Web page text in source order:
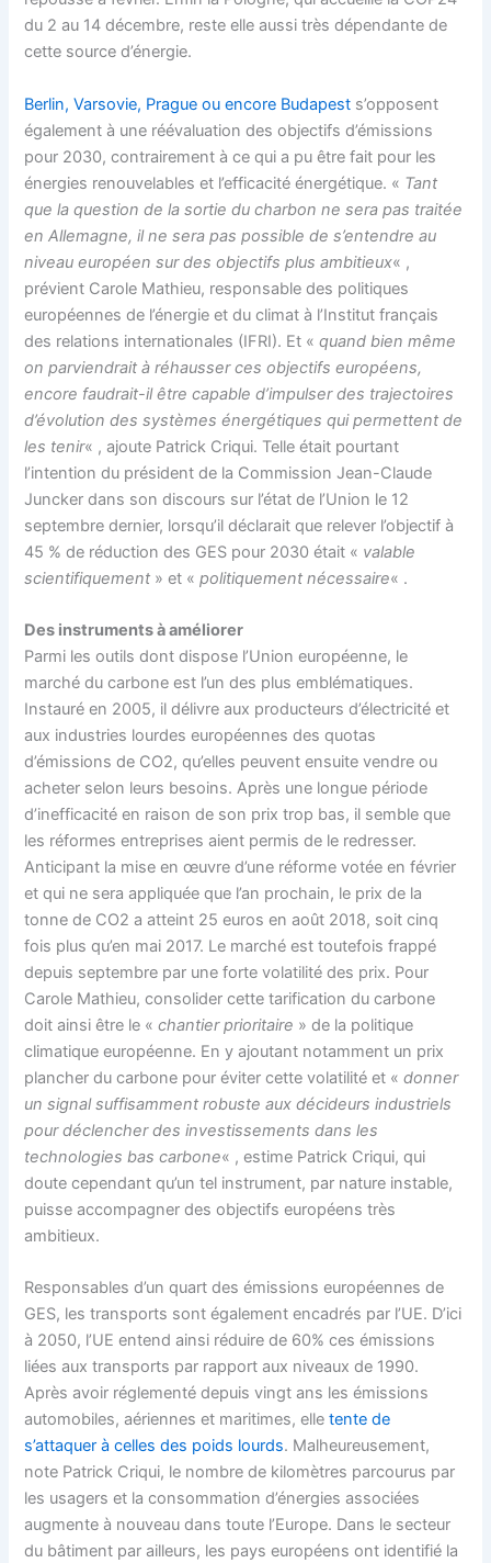
du 2 au 14 décembre, reste elle aussi très dépendante de
cette source d’énergie.
Berlin, Varsovie, Prague ou encore Budapest s’opposent
également à une réévaluation des objectifs d’émissions
pour 2030, contrairement à ce qui a pu être fait pour les
énergies renouvelables et l’efficacité énergétique. « Tant
que la question de la sortie du charbon ne sera pas traitée
en Allemagne, il ne sera pas possible de s’entendre au
niveau européen sur des objectifs plus ambitieux« ,
prévient Carole Mathieu, responsable des politiques
européennes de l’énergie et du climat à l’Institut français
des relations internationales (IFRI). Et «quand bien même
on parviendrait à réhausser ces objectifs européens,
encore faudrait-il être capable d’impulser des trajectoires
d’évolution des systèmes énergétiques qui permettent de
les tenir« , ajoute Patrick Criqui. Telle était pourtant
l’intention du président de la Commission Jean-Claude
Juncker dans son discours sur l’état de l’Union le 12
septembre dernier, lorsqu’il déclarait que relever l’objectif à
45 % de réduction des GES pour 2030 était « valable
scientifiquement » et «politiquement nécessaire« .
Des instruments à améliorer
Parmi les outils dont dispose l’Union européenne, le
marché du carbone est l’un des plus emblématiques.
Instauré en 2005, il délivre aux producteurs d’électricité et
aux industries lourdes européennes des quotas
d’émissions de CO2, qu’elles peuvent ensuite vendre ou
acheter selon leurs besoins. Après une longue période
d’inefficacité en raison de son prix trop bas, il semble que
les réformes entreprises aient permis de le redresser.
Anticipant la mise en œuvre d’une réforme votée en février
et qui ne sera appliquée que l’an prochain, le prix de la
tonne de CO2 a atteint 25 euros en août 2018, soit cinq
fois plus qu’en mai 2017. Le marché est toutefois frappé
depuis septembre par une forte volatilité des prix. Pour
Carole Mathieu, consolider cette tarification du carbone
doit ainsi être le «chantier prioritaire » de la politique
climatique européenne. En y ajoutant notamment un prix
plancher du carbone pour éviter cette volatilité et «donner
un signal suffisamment robuste aux décideurs industriels
pour déclencher des investissements dans les
technologies bas carbone« , estime Patrick Criqui, qui
doute cependant qu’un tel instrument, par nature instable,
puisse accompagner des objectifs européens très
ambitieux.
Responsables d’un quart des émissions européennes de
GES, les transports sont également encadrés par l’UE. D’ici
à 2050, l’UE entend ainsi réduire de 60% ces émissions
liées aux transports par rapport aux niveaux de 1990.
Après avoir réglementé depuis vingt ans les émissions
automobiles, aériennes et maritimes, elletente de
s’attaquer à celles des poids lourds. Malheureusement,
note Patrick Criqui, le nombre de kilomètres parcourus par
les usagers et la consommation d’énergies associées
augmente à nouveau dans toute l’Europe. Dans le secteur
du bâtiment par ailleurs, les pays européens ont identifié la